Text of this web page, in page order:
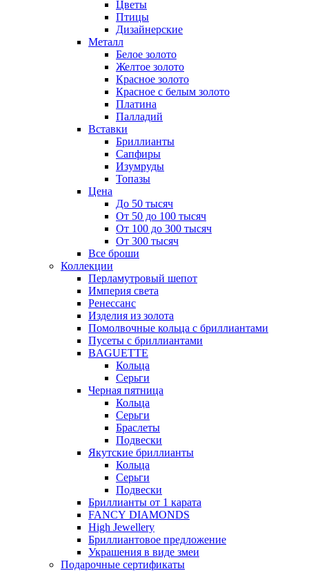
Цветы
Птицы
Дизайнерские
Металл
Белое золото
Желтое золото
Красное золото
Красное с белым золото
Платина
Палладий
Вставки
Бриллианты
Сапфиры
Изумруды
Топазы
Цена
До 50 тысяч
От 50 до 100 тысяч
От 100 до 300 тысяч
От 300 тысяч
Все броши
Коллекции
Перламутровый шепот
Империя света
Ренессанс
Изделия из золота
Помолвочные кольца с бриллиантами
Пусеты с бриллиантами
BAGUETTE
Кольца
Серьги
Черная пятница
Кольца
Серьги
Браслеты
Подвески
Якутские бриллианты
Кольца
Серьги
Подвески
Бриллианты от 1 карата
FANCY DIAMONDS
High Jewellery
Бриллиантовое предложение
Украшения в виде змеи
Подарочные сертификаты